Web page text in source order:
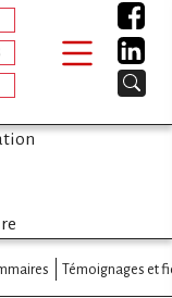
Témoignages et